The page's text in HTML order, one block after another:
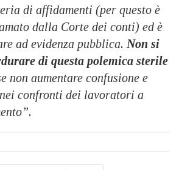
di affidamenti (per questo è
dalla Corte dei conti) ed è
ad evidenza pubblica. Non si
di questa polemica sterile
non aumentare confusione e
confronti dei lavoratori a